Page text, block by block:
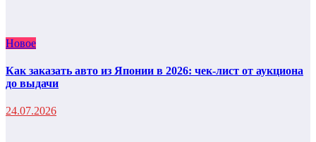
Новое
Как заказать авто из Японии в 2026: чек-лист от аукциона
до выдачи
24.07.2026